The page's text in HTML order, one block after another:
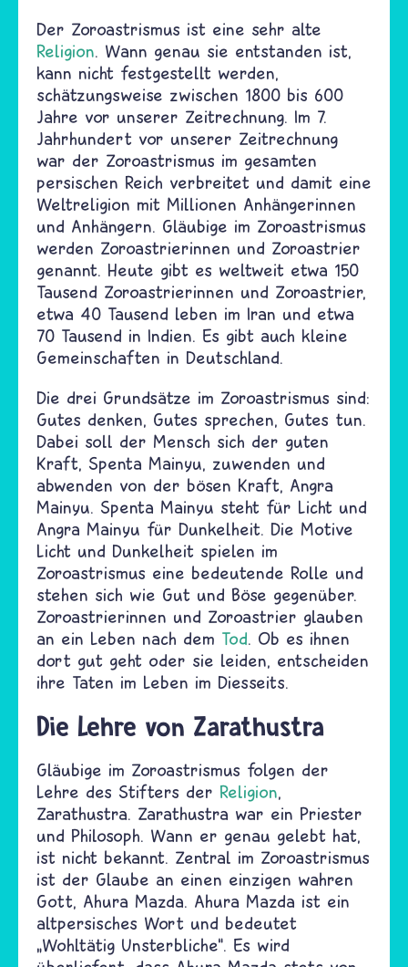
Der Zoroastrismus ist eine sehr alte
Religion. Wann genau sie entstanden ist,
kann nicht festgestellt werden,
schätzungsweise zwischen 1800 bis 600
Jahre vor unserer Zeitrechnung. Im 7.
Jahrhundert vor unserer Zeitrechnung
war der Zoroastrismus im gesamten
persischen Reich verbreitet und damit eine
Weltreligion mit Millionen Anhängerinnen
und Anhängern. Gläubige im Zoroastrismus
werden Zoroastrierinnen und Zoroastrier
genannt. Heute gibt es weltweit etwa 150
Tausend Zoroastrierinnen und Zoroastrier,
etwa 40 Tausend leben im Iran und etwa
70 Tausend in Indien. Es gibt auch kleine
Gemeinschaften in Deutschland.
Die drei Grundsätze im Zoroastrismus sind:
Gutes denken, Gutes sprechen, Gutes tun.
Dabei soll der Mensch sich der guten
Kraft, Spenta Mainyu, zuwenden und
abwenden von der bösen Kraft, Angra
Mainyu. Spenta Mainyu steht für Licht und
Angra Mainyu für Dunkelheit. Die Motive
Licht und Dunkelheit spielen im
Zoroastrismus eine bedeutende Rolle und
stehen sich wie Gut und Böse gegenüber.
Zoroastrierinnen und Zoroastrier glauben
an ein Leben nach dem Tod. Ob es ihnen
dort gut geht oder sie leiden, entscheiden
ihre Taten im Leben im Diesseits.
Die Lehre von Zarathustra
Gläubige im Zoroastrismus folgen der
Lehre des Stifters der Religion,
Zarathustra. Zarathustra war ein Priester
und Philosoph. Wann er genau gelebt hat,
ist nicht bekannt. Zentral im Zoroastrismus
ist der Glaube an einen einzigen wahren
Gott, Ahura Mazda. Ahura Mazda ist ein
altpersisches Wort und bedeutet
„Wohltätig Unsterbliche“. Es wird